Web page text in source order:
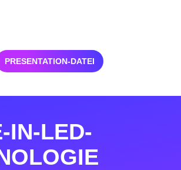
PRESENTATION-DATEI
IN-LED-